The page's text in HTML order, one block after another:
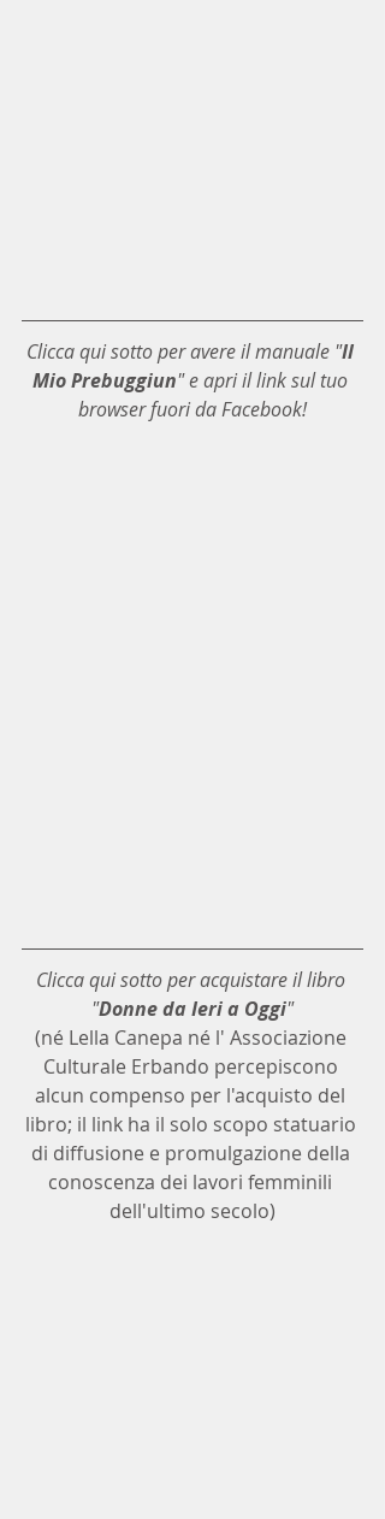
Clicca qui sotto per avere il manuale "Il
Mio Prebuggiun" e apri il link sul tuo
browser fuori da Facebook!
Clicca qui sotto per acquistare il libro
"Donne da Ieri a Oggi"
(né Lella Canepa né l' Associazione
Culturale Erbando percepiscono
alcun compenso per l'acquisto del
libro; il link ha il solo scopo statuario
di diffusione e promulgazione della
conoscenza dei lavori femminili
dell'ultimo secolo)